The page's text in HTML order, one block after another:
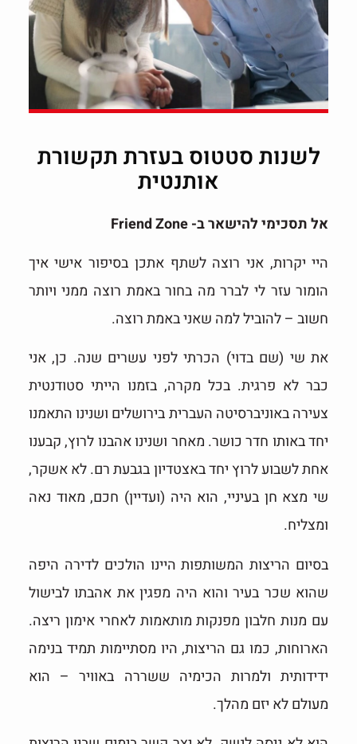
לשנות סטטוס בעזרת תקשורת
אותנטית
אל תסכימי להישאר ב- Friend Zone
היי יקרות, אני רוצה לשתף אתכן בסיפור אישי איך
הומור עזר לי לברר מה בחור באמת רוצה ממני ויותר
חשוב – להוביל למה שאני באמת רוצה.
את שי (שם בדוי) הכרתי לפני עשרים שנה. כן, אני
כבר לא פרגית. בכל מקרה, בזמנו הייתי סטודנטית
צעירה באוניברסיטה העברית בירושלים ושנינו התאמנו
יחד באותו חדר כושר. מאחר ושנינו אהבנו לרוץ, קבענו
אחת לשבוע לרוץ יחד באצטדיון בגבעת רם. לא אשקר,
שי מצא חן בעיניי, הוא היה (ועדיין) חכם, מאוד נאה
ומצליח.
בסיום הריצות המשותפות היינו הולכים לדירה היפה
שהוא שכר בעיר והוא היה מפגין את אהבתו לבישול
עם מנות חלבון מפנקות מותאמות לאחרי אימון ריצה.
הארוחות, כמו גם הריצות, היו מסתיימות תמיד בנימה
ידידותית ולמרות הכימיה ששררה באוויר – הוא
מעולם לא יזם מהלך.